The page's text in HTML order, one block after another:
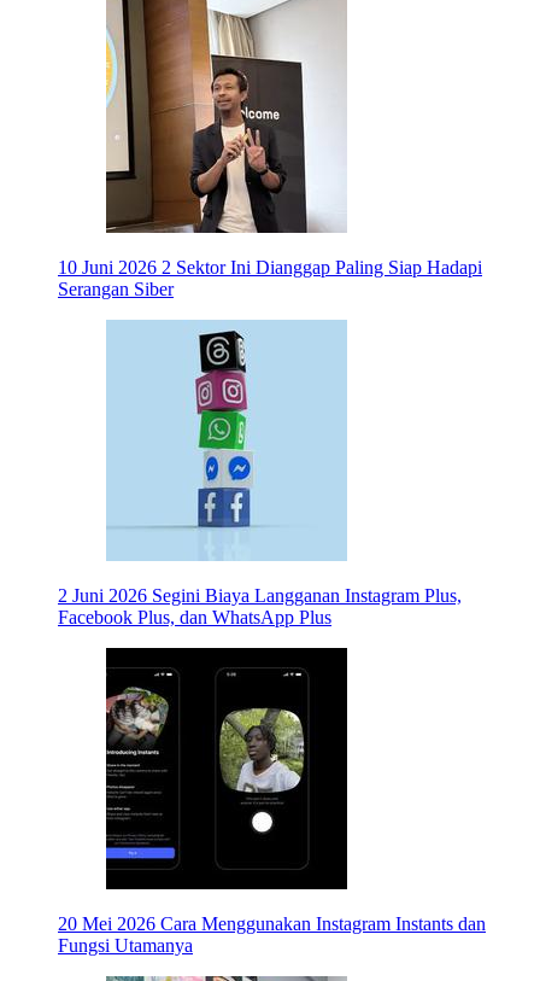
10 Juni 2026 2 Sektor Ini Dianggap Paling Siap Hadapi
Serangan Siber
2 Juni 2026 Segini Biaya Langganan Instagram Plus,
Facebook Plus, dan WhatsApp Plus
20 Mei 2026 Cara Menggunakan Instagram Instants dan
Fungsi Utamanya